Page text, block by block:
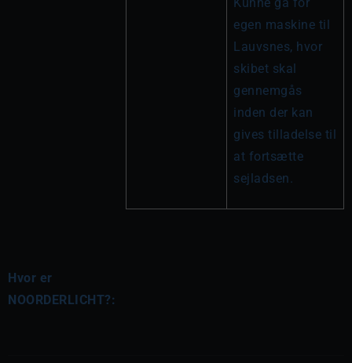
egen maskine til
Lauvsnes, hvor
skibet skal
gennemgås
inden der kan
gives tilladelse til
at fortsætte
sejladsen.
Hvor er
NOORDERLICHT?: